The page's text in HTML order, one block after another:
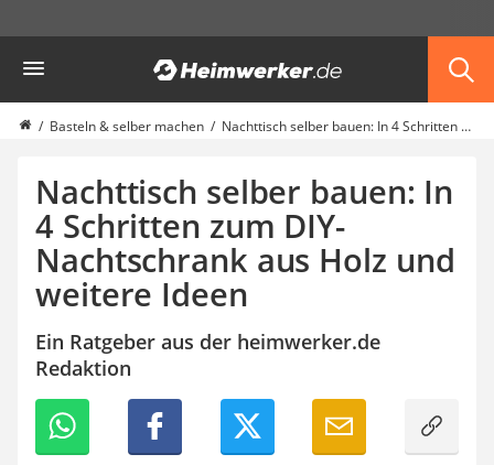
Haushalt & Freizeit
Diascanner
Walkie-Talkie Kinder
Stunt-Scooter
Gusseisen Bräter
Induktionskochfeld
Tischgeschirrspüler
Elektronische Dartscheibe
Wildkamera
Beschriftungsgerät
Trinkflasche
Thermokanne
Elektrische Pfeffermühle
Waschsauger
Basteln & selber machen Nachttisch selber bauen: In 4 Schritten zum DIY-Nachtschrank aus Holz und weitere Ideen
Nachttisch selber bauen: In
4 Schritten zum DIY-
Nachtschrank aus Holz und
weitere Ideen
Ein Ratgeber aus der heimwerker.de
Redaktion